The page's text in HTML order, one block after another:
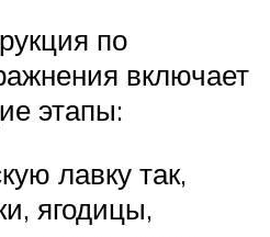
по
включает
этапы:
лавку так,
ягодицы,